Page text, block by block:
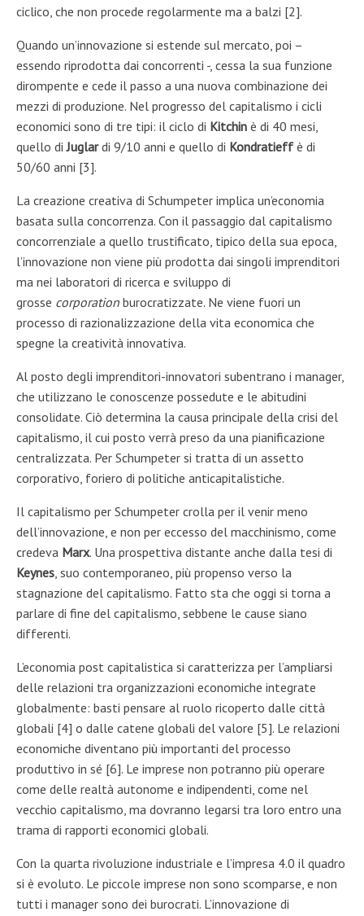
ciclico, che non procede regolarmente ma a balzi [2].
Quando un’innovazione si estende sul mercato, poi –
essendo riprodotta dai concorrenti -, cessa la sua funzione
dirompente e cede il passo a una nuova combinazione dei
mezzi di produzione. Nel progresso del capitalismo i cicli
economici sono di tre tipi: il ciclo di Kitchin è di 40 mesi,
quello diJuglardi 9/10 anni e quello di Kondratieff è di
50/60 anni [3].
La creazione creativa di Schumpeter implica un’economia
basata sulla concorrenza. Con il passaggio dal capitalismo
concorrenziale a quello trustificato, tipico della sua epoca,
l’innovazione non viene più prodotta dai singoli imprenditori
ma nei laboratori di ricerca e sviluppo di
grosse corporation burocratizzate. Ne viene fuori un
processo di razionalizzazione della vita economica che
spegne la creatività innovativa.
Al posto degli imprenditori-innovatori subentrano i manager,
che utilizzano le conoscenze possedute e le abitudini
consolidate. Ciò determina la causa principale della crisi del
capitalismo, il cui posto verrà preso da una pianificazione
centralizzata. Per Schumpeter si tratta di un assetto
corporativo, foriero di politiche anticapitalistiche.
Il capitalismo per Schumpeter crolla per il venir meno
dell’innovazione, e non per eccesso del macchinismo, come
credeva Marx. Una prospettiva distante anche dalla tesi di
Keynes, suo contemporaneo, più propenso verso la
stagnazione del capitalismo. Fatto sta che oggi si torna a
parlare di fine del capitalismo, sebbene le cause siano
differenti.
L’economia post capitalistica si caratterizza per l’ampliarsi
delle relazioni tra organizzazioni economiche integrate
globalmente: basti pensare al ruolo ricoperto dalle città
globali [4] o dalle catene globali del valore [5]. Le relazioni
economiche diventano più importanti del processo
produttivo in sé [6]. Le imprese non potranno più operare
come delle realtà autonome e indipendenti, come nel
vecchio capitalismo, ma dovranno legarsi tra loro entro una
trama di rapporti economici globali.
Con la quarta rivoluzione industriale e l’impresa 4.0 il quadro
si è evoluto. Le piccole imprese non sono scomparse, e non
tutti i manager sono dei burocrati. L’innovazione di